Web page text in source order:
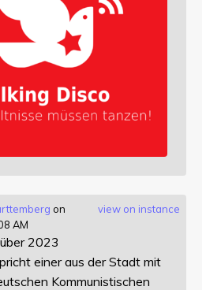
view on instance
on
AM
2023
einer aus der Stadt mit
Kommunistischen